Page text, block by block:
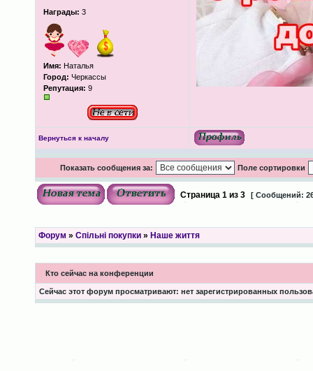
Награды: 3
Имя: Наталья
Город: Черкассы
Репутация: 9
Вернуться к началу
Показать сообщения за: Поле сортировки
Страница 1из 3 [ Сообщений:
Форум » Спільні покупки» Наше життя
Кто сейчас на конференции
Сейчас этот форум просматривают: нет зарегистрированных